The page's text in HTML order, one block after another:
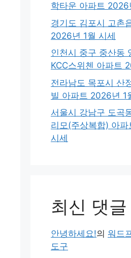
학타운 아파트 2026
경기도 김포시 고촌
2026년 1월 시세
인천시 중구 중산동
KCC스위첸 아파트
전라남도 목포시 산
빌 아파트 2026년 1
서울시 강남구 도곡
리모(주상복합) 아
시세
최신 댓글
안녕하세요!의 워드
도구